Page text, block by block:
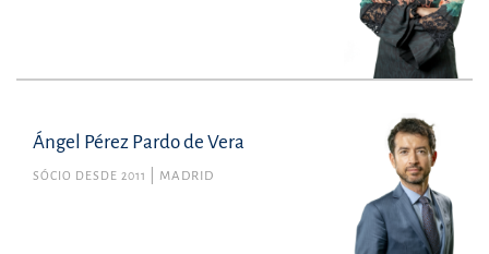
Ángel Pérez Pardo de Vera
SÓCIO DESDE 2011 MADRID